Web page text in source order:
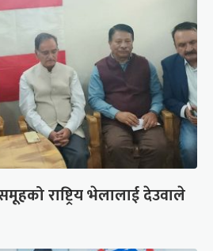
राष्ट्रिय भेलालाई देउवाले